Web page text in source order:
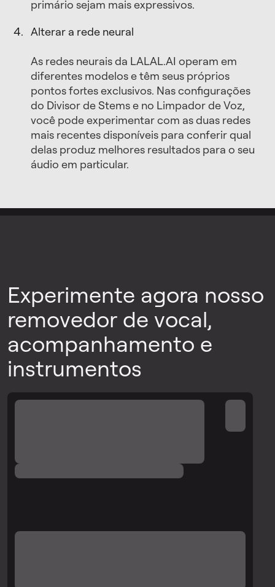
primário sejam mais expressivos.
Alterar a rede neural
As redes neurais da LALAL.AI operam em
diferentes modelos e têm seus próprios
pontos fortes exclusivos. Nas configurações
do Divisor de Stems e no Limpador de Voz,
você pode experimentar com as duas redes
mais recentes disponíveis para conferir qual
delas produz melhores resultados para o seu
áudio em particular.
Experimente agora nosso
removedor de vocal,
acompanhamento e
instrumentos